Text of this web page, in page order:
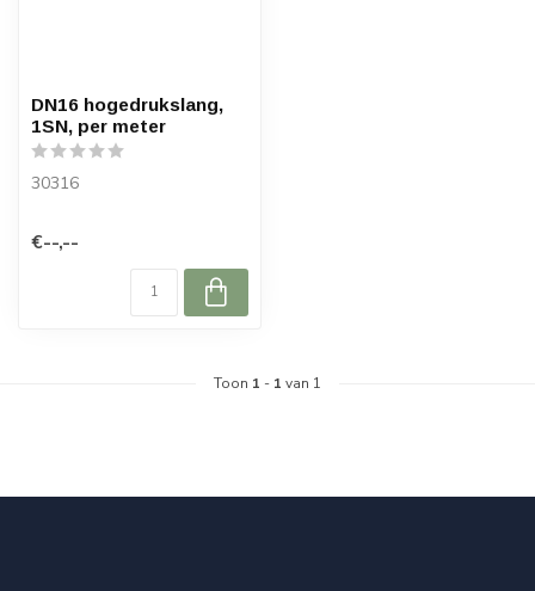
DN16 hogedrukslang,
1SN, per meter
30316
€--,--
Toon 1 - 1 van 1